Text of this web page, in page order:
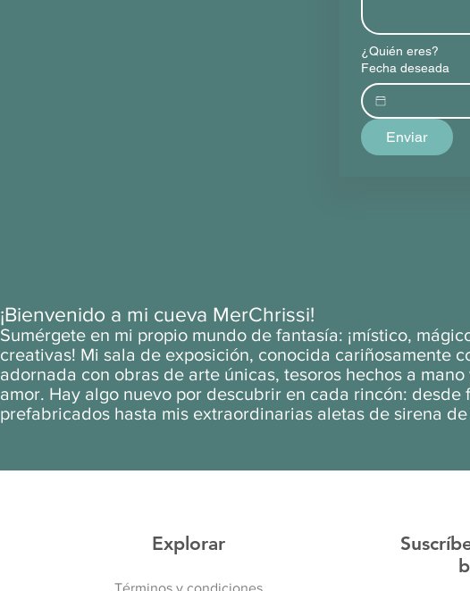
¿Quién eres?
Fecha deseada
Enviar
¡Bienvenido a mi cueva MerChrissi!
Sumérgete en mi propio mundo de fantasía: ¡místico,
creativas! Mi sala de exposición, conocida cariñosamente
adornada con obras de arte únicas, tesoros hechos a
amor. Hay algo nuevo por descubrir en cada rincón: desde
prefabricados hasta mis extraordinarias aletas de sirena
Explorar
Términos y condiciones